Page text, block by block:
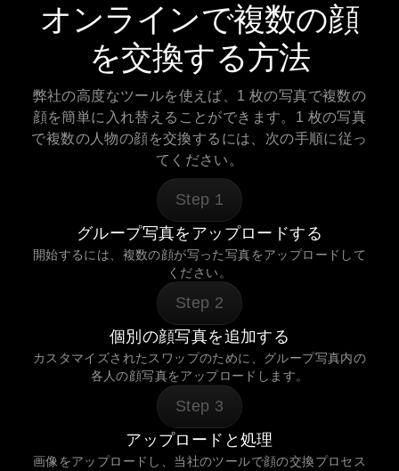
オンラインで複数の顔
を交換する方法
弊社の高度なツールを使えば、1 枚の写真で複数の
顔を簡単に入れ替えることができます。1 枚の写真
で複数の人物の顔を交換するには、次の手順に従っ
てください。
Step 1
グループ写真をアップロードする
開始するには、複数の顔が写った写真をアップロードして
ください。
Step 2
個別の顔写真を追加する
カスタマイズされたスワップのために、グループ写真内の
各人の顔写真をアップロードします。
Step 3
アップロードと処理
画像をアップロードし、当社のツールで顔の交換プロセス